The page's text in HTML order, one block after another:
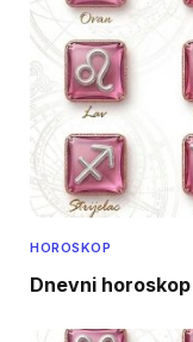
HOROSKOP
Dnevni